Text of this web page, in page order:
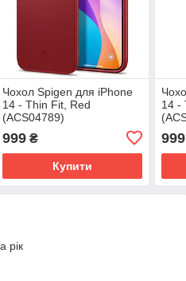
Чохол Spigen для iPhone
14 - Thin Fit, Red
(ACS04789)
999₴
Купити
14 -
999
рік